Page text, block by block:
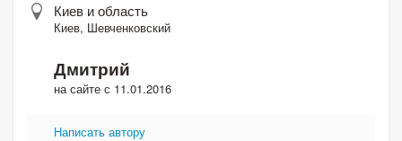
Киев и область
Киев, Шевченковский
Дмитрий
на сайте с 11.01.2016
Написать автору